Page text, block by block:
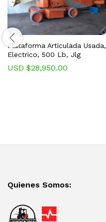
Plataforma Articulada Usada,
Electrico, 500 Lb, Jlg
USD $28,950.00
Quienes Somos: